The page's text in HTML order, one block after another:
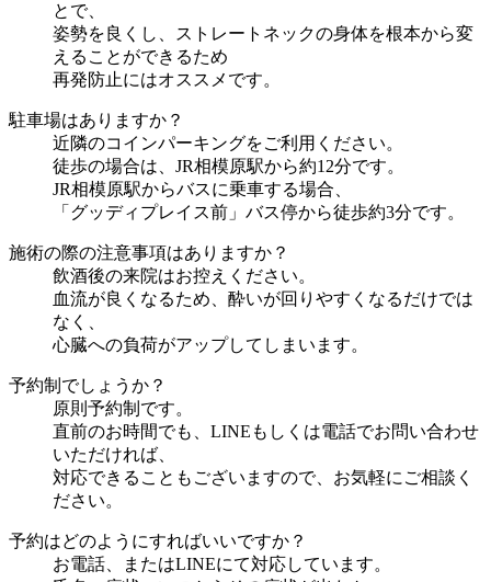
とで、
姿勢を良くし、ストレートネックの身体を根本から変
えることができるため
再発防止にはオススメです。
駐車場はありますか？
近隣のコインパーキングをご利用ください。
徒歩の場合は、JR相模原駅から約12分です。
JR相模原駅からバスに乗車する場合、
「グッディプレイス前」バス停から徒歩約3分です。
施術の際の注意事項はありますか？
飲酒後の来院はお控えください。
血流が良くなるため、酔いが回りやすくなるだけでは
なく、
心臓への負荷がアップしてしまいます。
予約制でしょうか？
原則予約制です。
直前のお時間でも、LINEもしくは電話でお問い合わせ
いただければ、
対応できることもございますので、お気軽にご相談く
ださい。
予約はどのようにすればいいですか？
お電話、またはLINEにて対応しています。